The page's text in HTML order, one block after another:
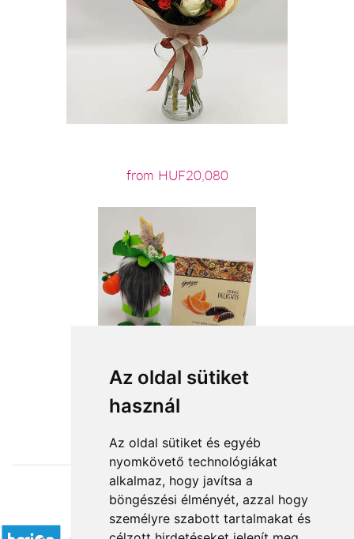
Az oldal sütiket
használ
Az oldal sütiket és egyéb
nyomkövető technológiákat
alkalmaz, hogy javítsa a
böngészési élményét, azzal hogy
személyre szabott tartalmakat és
from HUF20,080
from HUF14,800
Accepted payment methods